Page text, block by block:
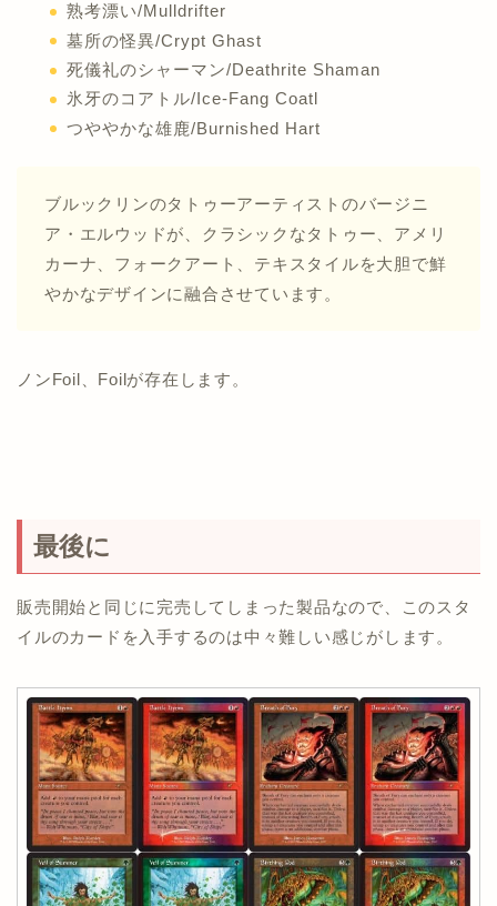
熟考漂い/Mulldrifter
墓所の怪異/Crypt Ghast
死儀礼のシャーマン/Deathrite Shaman
氷牙のコアトル/Ice-Fang Coatl
つややかな雄鹿/Burnished Hart
ブルックリンのタトゥーアーティストのバージニ
ア・エルウッドが、クラシックなタトゥー、アメリ
カーナ、フォークアート、テキスタイルを大胆で鮮
やかなデザインに融合させています。
ノンFoil、Foilが存在します。
最後に
販売開始と同じに完売してしまった製品なので、このスタ
イルのカードを入手するのは中々難しい感じがします。